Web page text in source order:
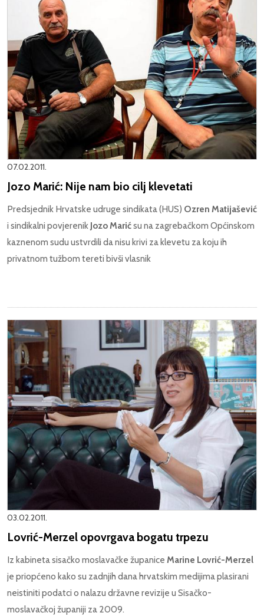
07.02.2011.
Jozo Marić: Nije nam bio cilj klevetati
Predsjednik Hrvatske udruge sindikata (HUS) Ozren Matijašević
i sindikalni povjerenik Jozo Marićsu na zagrebačkom Općinskom
kaznenom sudu ustvrdili da nisu krivi za klevetu za koju ih
privatnom tužbom tereti bivši vlasnik
03.02.2011.
Lovrić-Merzel opovrgava bogatu trpezu
Iz kabineta sisačko moslavačke županice Marine Lovrić-Merzel
je priopćeno kako su zadnjih dana hrvatskim medijima plasirani
neistiniti podatci o nalazu državne revizije u Sisačko-
moslavačkoj županiji za 2009.